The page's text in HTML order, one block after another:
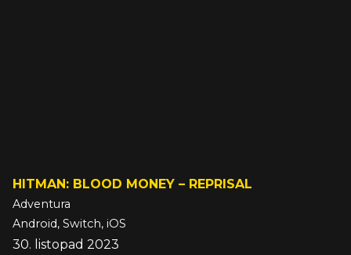
HITMAN: BLOOD MONEY – REPRISAL
Adventura
Android, Switch, iOS
30. listopad 2023